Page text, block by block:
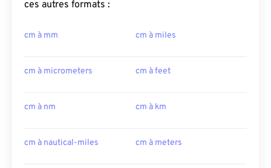
ces autres formats :
cm à mm cm à miles
cm à micrometers cm à feet
cm à nm cm à km
cm à nautical-miles cm à meters